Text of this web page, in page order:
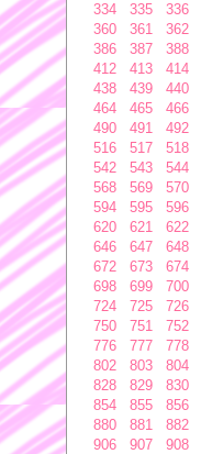
334
335 336
360
361 362
386
387 388
412
413 414
438
439 440
464
465 466
490
491 492
516
517 518
542
543 544
568
569 570
594
595 596
620
621 622
646
647 648
672
673 674
698
699 700
724
725 726
750
751 752
776
777 778
802
803 804
828
829 830
854
855 856
880
881 882
906
907 908